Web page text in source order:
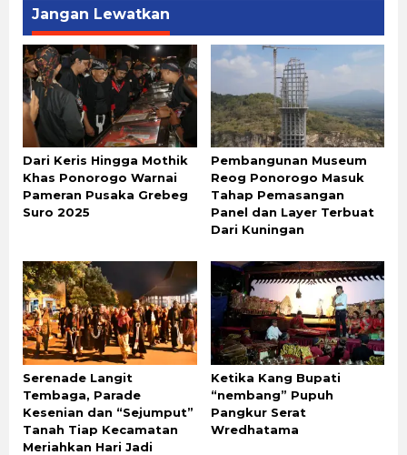
Jangan Lewatkan
Dari Keris Hingga Mothik
Khas Ponorogo Warnai
Pameran Pusaka Grebeg
Suro 2025
Pembangunan Museum
Reog Ponorogo Masuk
Tahap Pemasangan
Panel dan Layer Terbuat
Dari Kuningan
Serenade Langit
Tembaga, Parade
Kesenian dan “Sejumput”
Tanah Tiap Kecamatan
Meriahkan Hari Jadi
Ketika Kang Bupati
“nembang” Pupuh
Pangkur Serat
Wredhatama